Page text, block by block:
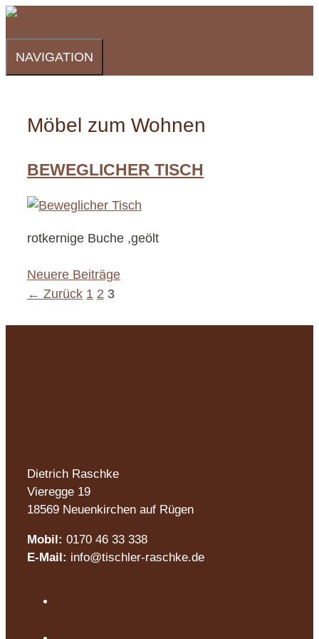
Zum
springen
NAVIGATION
Möbel zum Wohnen
BEWEGLICHER TISCH
rotkernige Buche ,geölt
Neuere Beiträge
← Zurück Seite
1 Seite
2 Seite
3
Dietrich Raschke
Vieregge 19
18569 Neuenkirchen auf Rügen
Mobil: 0170 46 33 338
E-Mail: info@tischler-raschke.de